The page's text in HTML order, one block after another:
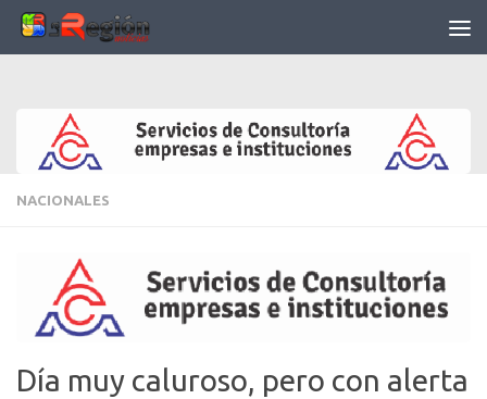
Saltar al contenido
NACIONALES
Día muy caluroso, pero con alerta